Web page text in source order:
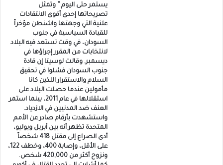
يستمر حتى اليوم.” وتمثل
تصريحاتها إحدى أقوى الانتقادات
علنية التي وجهتها واشنطن مؤخراً
للقيادة السياسية في جنوب
السودان، في وقت تستعد فيه البلاد
لانتخابات من المقرر إجراؤها في
ديسمبر. وقالت لوسيتا إن قادة
جنوب السودان فشلوا في تحقيق
السلام والاستقرار اللذين كانا
مأمولين عندما حصلت البلاد على
استقلالها في عام 2011، بينما استمر
العنف ضد المدنيين في الازدياد.
واستشهدت بأرقام صادر عن الأمم
المتحدة تظهر أنه بين أبريل ويوليو،
أدى الصراع إلى مقتل 418 شخصاً
على الأقل، وإصابة 400، وخطف 122،
ونزوح أكثر من 420,000 شخص.